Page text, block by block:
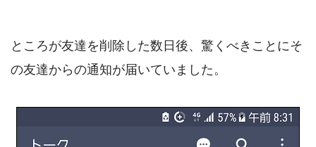
ところが友達を削除した数日後、驚くべきことにそ
の友達からの通知が届いていました。